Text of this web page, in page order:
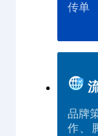
传单
品牌
作、